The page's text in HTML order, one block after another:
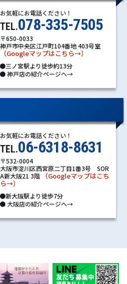
お気軽にお電話ください！
TEL.078-335-7505
〒650-0033
神戸市中央区江戸町104番地 403号室
（Googleマップはこちら→）
●三ノ宮駅より徒歩約13分
●神戸店の紹介ページへ→
お気軽にお電話ください！
TEL.06-6318-8631
〒532-0004
大阪市淀川区西宮原二丁目1番3号 SOR
A新大阪21 3階
（Googleマップはこち
ら→）
●新大阪駅より徒歩7分
●大阪店の紹介ページへ→